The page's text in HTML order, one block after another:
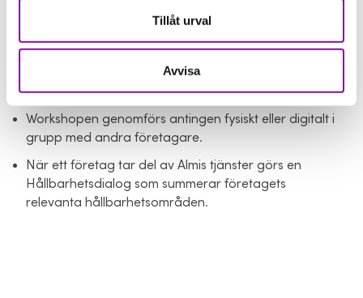
Tillåt urval
Avvisa
processledare från Almi delar med sig av kunskap
och inspiration.
Deltagarna diskuterar, delar erfarenheter och lär av
andra.
Workshopen genomförs antingen fysiskt eller digitalt i
grupp med andra företagare.
När ett företag tar del av Almis tjänster görs en
Hållbarhetsdialog som summerar företagets
relevanta hållbarhetsområden.